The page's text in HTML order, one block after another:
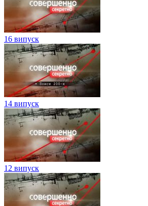
16 випуск
14 випуск
12 випуск